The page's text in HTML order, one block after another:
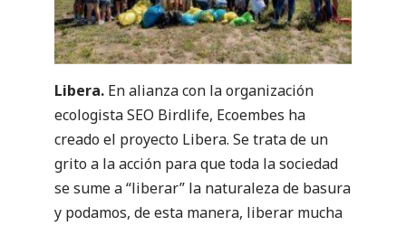
Libera. En alianza con la organización
ecologista SEO Birdlife, Ecoembes ha
creado el proyecto Libera. Se trata de un
grito a la acción para que toda la sociedad
se sume a “liberar” la naturaleza de basura
y podamos, de esta manera, liberar mucha